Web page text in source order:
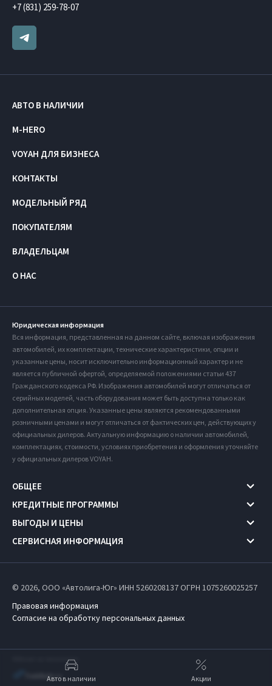
+7 (831) 259-78-07
АВТО В НАЛИЧИИ
M-HERO
VOYAH ДЛЯ БИЗНЕСА
КОНТАКТЫ
МОДЕЛЬНЫЙ РЯД
ПОКУПАТЕЛЯМ
ВЛАДЕЛЬЦАМ
О НАС
Юридическая информация
Вся информация, представленная на данном сайте, включая изображения
автомобилей, их комплектации, технические характеристики, опции и
указанные цены, носит исключительно информационный характер и не
является публичной офертой, определяемой положениями статьи 437
Гражданского кодекса РФ. Изображения автомобилей могут отличаться от
серийных моделей, часть оборудования может быть доступна только как
дополнительная опция. Указанные цены являются рекомендованными
розничными ценами и могут отличаться от фактических цен, действующих у
официальных дилеров. Актуальную информацию о наличии автомобилей,
комплектациях, стоимости, условиях приобретения и оформления уточняйте
у официальных дилеров VOYAH.
ОБЩЕЕ
КРЕДИТНЫЕ ПРОГРАММЫ
ВЫГОДЫ И ЦЕНЫ
СЕРВИСНАЯ ИНФОРМАЦИЯ
© 2026, ООО «Автолига-Юг» ИНН 5260208137ОГРН 1075260025257
Правовая информация
Согласие на обработку персональных данных
Работает на технологиях
Авто в наличии Акции